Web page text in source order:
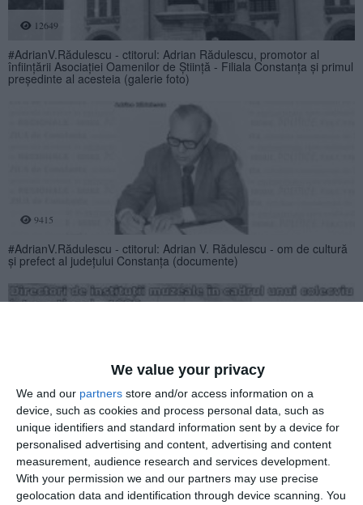
We value your privacy
We and our partners store and/or access information on a
device, such as cookies and process personal data, such as
unique identifiers and standard information sent by a device for
personalised advertising and content, advertising and content
measurement, audience research and services development.
With your permission we and our partners may use precise
geolocation data and identification through device scanning. You
12649
#AdrianV.Rădulescu - ctitorul: Adrian Rădulescu, promotor al
înfiinţării Asociaţiei Oamenilor de Ştiinţă - Filiala Constanţa şi primul
preşedinte al acesteia (galerie foto)
9415
#AdrianV.Rădulescu - ctitorul: Adrian V. Rădulescu - om de cultură
şi prefect al judeţului Constanţa (documente)
7979
#AdrianV.Rădulescu - ctitorul: Amintirile prof. univ. dr. Alexandru
Barnea despre colegul său, Adrian V. Rădulescu (galerie foto)